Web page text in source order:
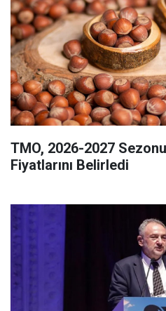
TMO, 2026-2027
Fiyatlarını Belirledi